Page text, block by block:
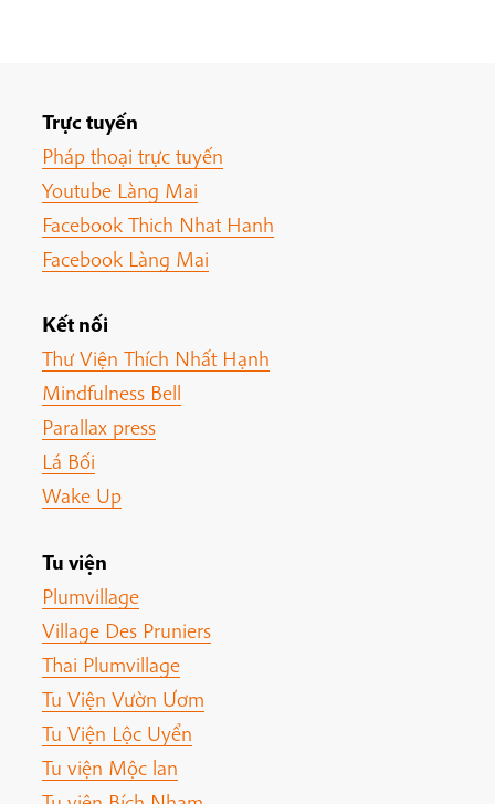
Trực tuyến
Pháp thoại trực tuyến
Youtube Làng Mai
Facebook Thich Nhat Hanh
Facebook Làng Mai
Kết nối
Thư Viện Thích Nhất Hạnh
Mindfulness Bell
Parallax press
Lá Bối
Wake Up
Tu viện
Plumvillage
Village Des Pruniers
Thai Plumvillage
Tu Viện Vườn Ươm
Tu Viện Lộc Uyển
Tu viện Mộc lan